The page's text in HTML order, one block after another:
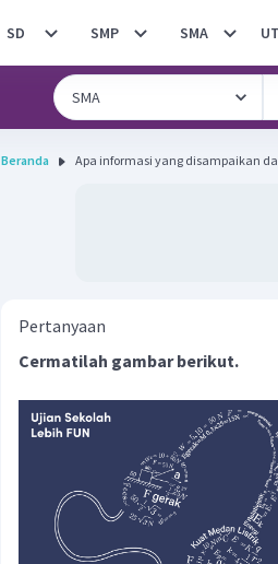
SD SMP SMA
Beranda Apa informasi yang disampaikan
Pertanyaan
Cermatilah gambar berikut.